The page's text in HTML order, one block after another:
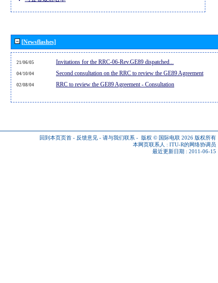
[Newsflashes]
21/06/05 Invitations for the RRC-06-Rev.GE89 dispatched...
04/10/04 Second consultation on the RRC to review the GE89 Agreement
02/08/04 RRC to review the GE89 Agreement - Consultation
回到本页页首 - 反馈意见 - 请与我们联系 - 版权 © 国际电联 2026 版权所有
本网页联系人 : ITU-R的网络协调员
最近更新日期 : 2011-06-15